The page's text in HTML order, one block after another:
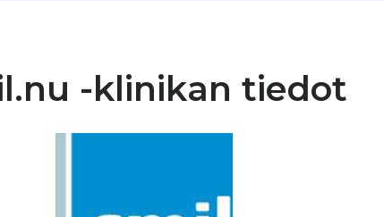
-klinikan tiedot